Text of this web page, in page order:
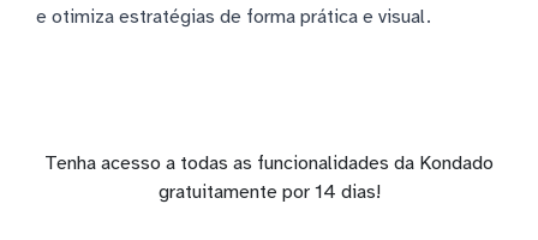
e otimiza estratégias de forma prática e visual.
Tenha acesso a todas as funcionalidades da Kondado
gratuitamente por 14 dias!